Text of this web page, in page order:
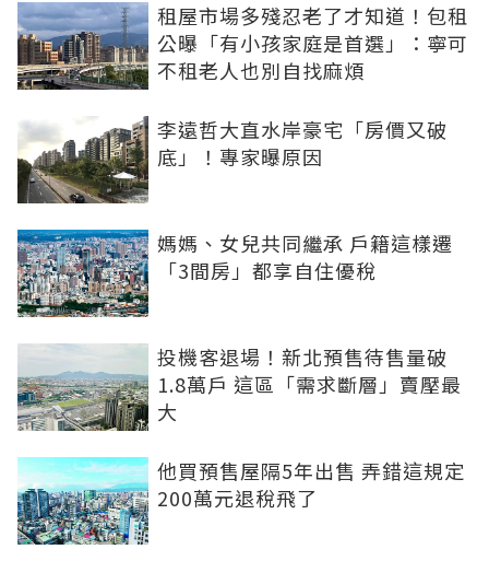
租屋市場多殘忍老了才知道！包租
公曝「有小孩家庭是首選」：寧可
不租老人也別自找麻煩
李遠哲大直水岸豪宅「房價又破
底」！專家曝原因
媽媽、女兒共同繼承 戶籍這樣遷
「3間房」都享自住優稅
投機客退場！新北預售待售量破
1.8萬戶 這區「需求斷層」賣壓最
大
他買預售屋隔5年出售 弄錯這規定
200萬元退稅飛了